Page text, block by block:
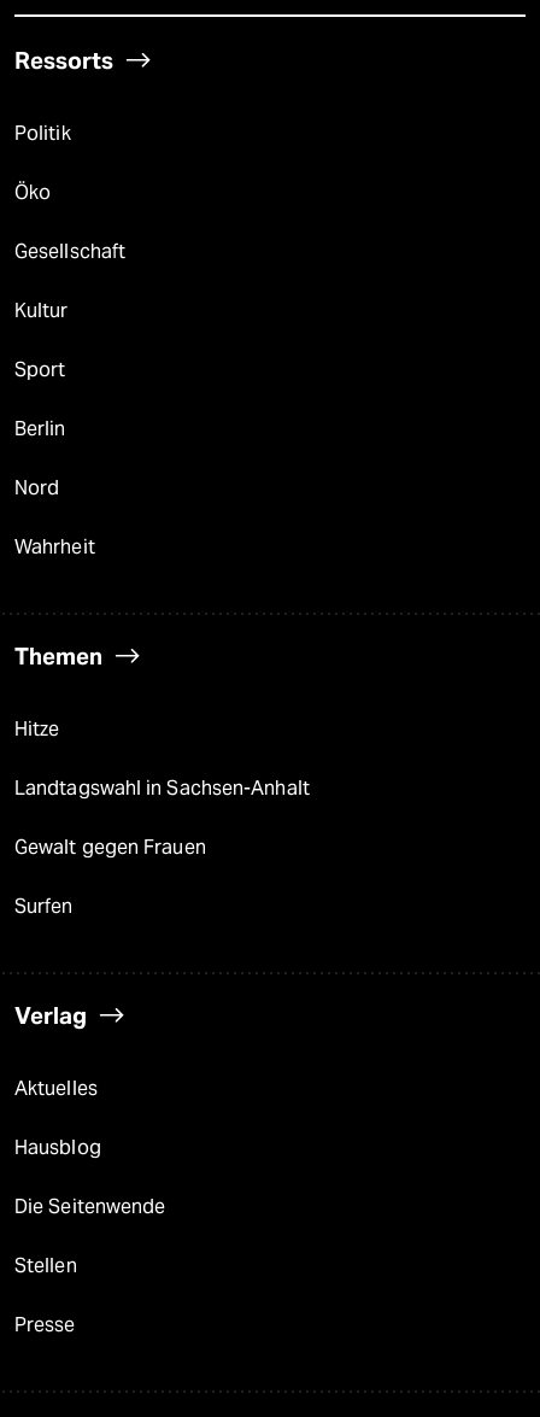
Ressorts
Politik
Öko
Gesellschaft
Kultur
Sport
Berlin
Nord
Wahrheit
Themen
Hitze
Landtagswahl in Sachsen-Anhalt
Gewalt gegen Frauen
Surfen
Verlag
Aktuelles
Hausblog
Die Seitenwende
Stellen
Presse